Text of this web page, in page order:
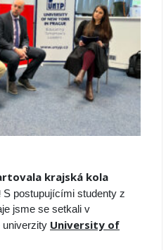
krajská kola
S postupujícími studenty z
jsme se setkali v
univerzity University of